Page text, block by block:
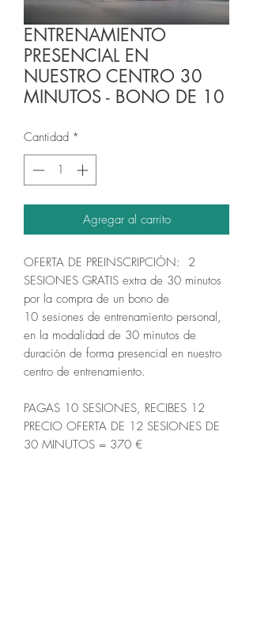
ENTRENAMIENTO
PRESENCIAL EN
NUESTRO CENTRO 30
MINUTOS - BONO DE 10
Cantidad *
Agregar al carrito
OFERTA DE PREINSCRIPCIÓN: 2
SESIONES GRATIS extra de 30 minutos
por la compra de un bono de
10 sesiones de entrenamiento personal,
en la modalidad de 30 minutos de
duración de forma presencial en nuestro
centro de entrenamiento.
PAGAS 10 SESIONES, RECIBES 12
PRECIO OFERTA DE 12 SESIONES DE
30 MINUTOS = 370 €